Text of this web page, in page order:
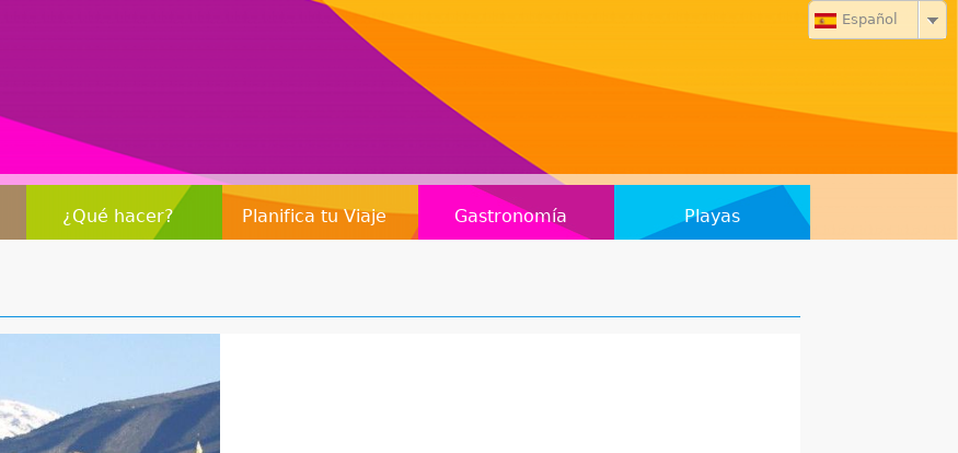
Español
¿Qué hacer? Planifica tu Viaje Gastronomía Playas